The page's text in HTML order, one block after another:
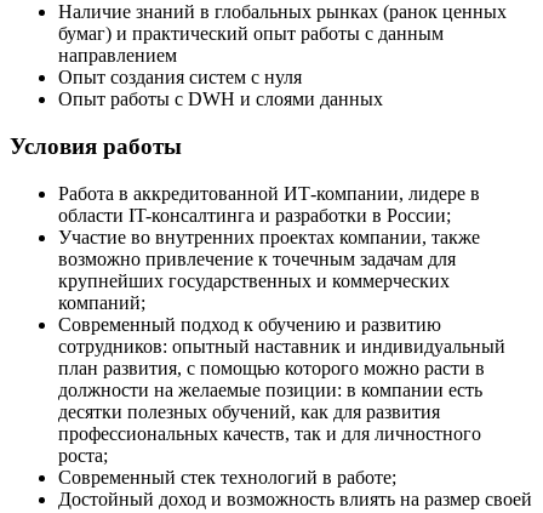
Наличие знаний в глобальных рынках (ранок ценных
бумаг) и практический опыт работы с данным
направлением
Опыт создания систем с нуля
Опыт работы с DWH и слоями данных
Условия работы
Работа в аккредитованной ИТ-компании, лидере в
области IT-консалтинга и разработки в России;
Участие во внутренних проектах компании, также
возможно привлечение к точечным задачам для
крупнейших государственных и коммерческих
компаний;
Современный подход к обучению и развитию
сотрудников: опытный наставник и индивидуальный
план развития, с помощью которого можно расти в
должности на желаемые позиции: в компании есть
десятки полезных обучений, как для развития
профессиональных качеств, так и для личностного
роста;
Современный стек технологий в работе;
Достойный доход и возможность влиять на размер своей